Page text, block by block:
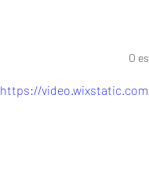
O
https://video.wixstatic.com/